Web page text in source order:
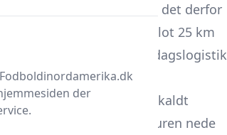
På en januardag kan det derfor
viser 23 °C og fuld sol blot 25 km
påklædning og kampdagslogistik
helhed.
kølig havbrise og et såkaldt
kan holde temperaturen nede
der